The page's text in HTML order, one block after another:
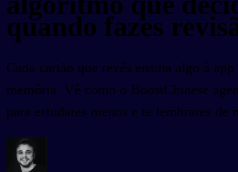
quando fazes
Cada cartão que revês ensina algo à app
memória. Vê como o BoostChinese
para estudares menos e te lembrares de